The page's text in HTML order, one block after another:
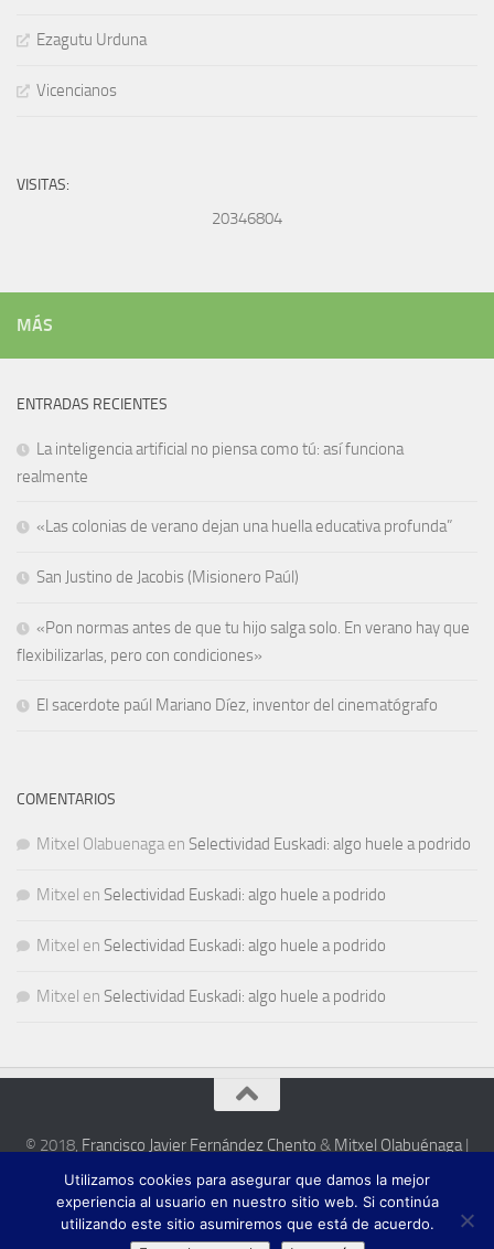
Ezagutu Urduna
Vicencianos
VISITAS:
20346804
MÁS
ENTRADAS RECIENTES
La inteligencia artificial no piensa como tú: así funciona
realmente
«Las colonias de verano dejan una huella educativa profunda”
San Justino de Jacobis (Misionero Paúl)
«Pon normas antes de que tu hijo salga solo. En verano hay que
flexibilizarlas, pero con condiciones»
El sacerdote paúl Mariano Díez, inventor del cinematógrafo
COMENTARIOS
Mitxel Olabuenaga en Selectividad Euskadi: algo huele a podrido
Mitxel en Selectividad Euskadi: algo huele a podrido
Mitxel en Selectividad Euskadi: algo huele a podrido
Mitxel en Selectividad Euskadi: algo huele a podrido
© 2018, Francisco Javier Fernández Chento & Mitxel Olabuénaga|
Esta web es una iniciativa privada de sus autores y no está relacionada con
institución pública o privada alguna.
Utilizamos cookies para asegurar que damos la mejor
experiencia al usuario en nuestro sitio web. Si continúa
utilizando este sitio asumiremos que está de acuerdo.